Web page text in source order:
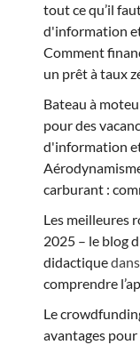
tout ce qu’il
d'information
Comment
un prêt à taux
Bateau à
pour des
d'information
carburant :
Les meilleures
2025 – le blog
didactiquedans
comprendre
Le
avantages